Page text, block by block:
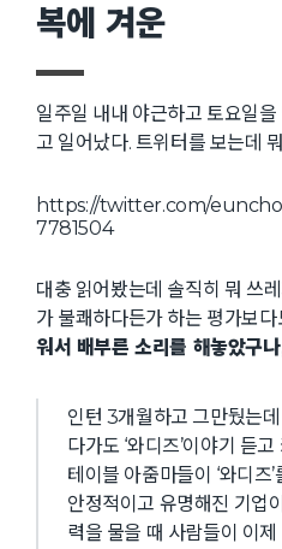
복에 겨운
일주일 내내 야근하고 토요일
고 일어났다. 트위터를 보는데
https://twitter.com/
7781504
대충 읽어봤는데 솔직히 뭐 쓰
가 불쾌하다든가 하는 평가보
워서 배부른 소리를 해놓았구
인턴 3개월하고 그만뒀는
다가도 ‘와디즈’이야기 듣
테이블 아줌마들이 ‘와디즈
안정적이고 유명해진 기업
력을 물을 때 사람들이 이제